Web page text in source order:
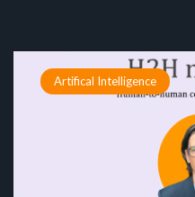
Artifical Intelligence